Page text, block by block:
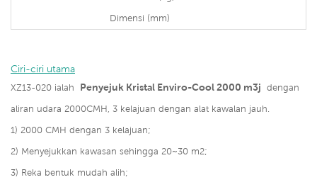
Dimensi (mm)
Ciri-ciri utama
XZ13-020 ialah Penyejuk Kristal Enviro-Cool 2000 m3j dengan
aliran udara 2000CMH, 3 kelajuan dengan alat kawalan jauh.
1) 2000 CMH dengan 3 kelajuan;
2) Menyejukkan kawasan sehingga 20~30 m2;
3) Reka bentuk mudah alih;